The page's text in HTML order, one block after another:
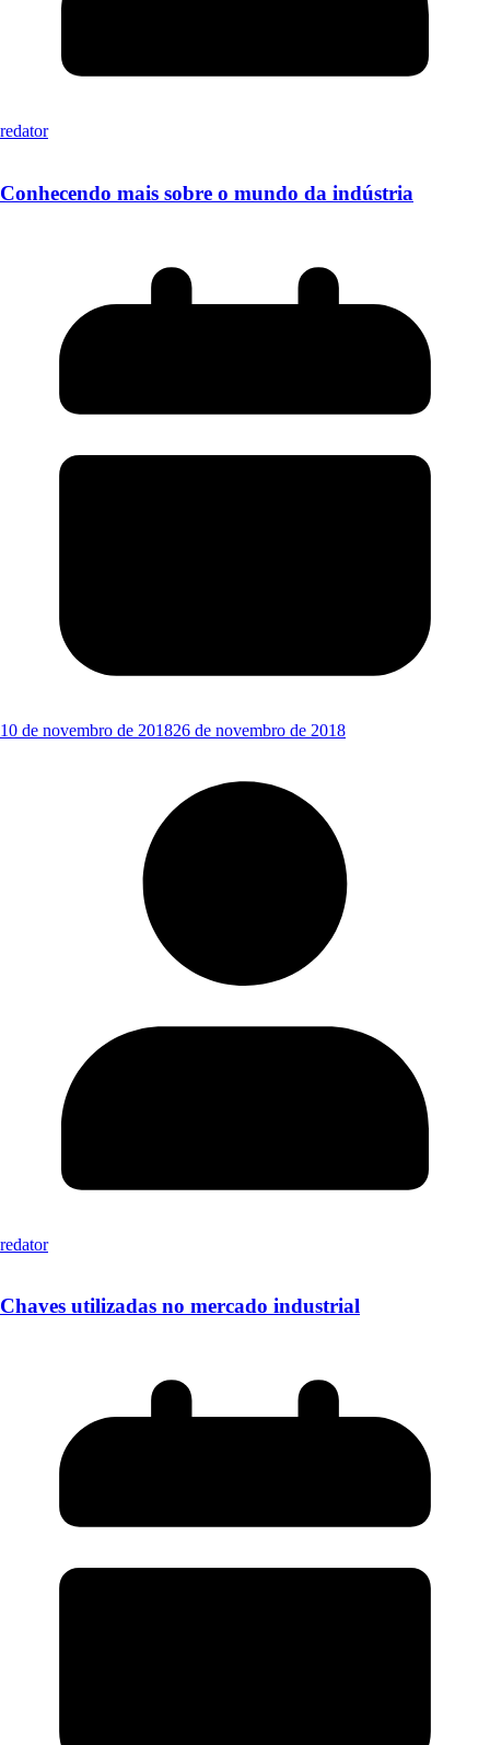
redator
Conhecendo mais sobre o mundo da indústria
10 de novembro de 201826 de novembro de 2018
redator
Chaves utilizadas no mercado industrial